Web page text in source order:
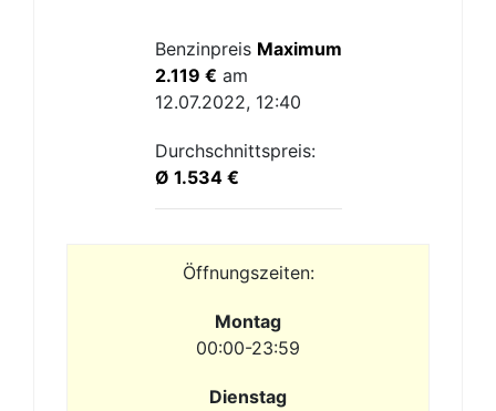
Benzinpreis Maximum
2.119 € am
12.07.2022, 12:40
Durchschnittspreis:
Ø 1.534 €
Öffnungszeiten:
Montag
00:00-23:59
Dienstag